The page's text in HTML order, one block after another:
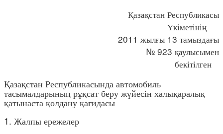
Қазақстан Республикасы
Үкіметінің
2011 жылғы 13 тамыздағы
№ 923 қаулысымен
бекітілген
Қазақстан Республикасында автомобиль
тасымалдарының рұқсат беру жүйесін халықаралық
қатынаста қолдану қағидасы
1. Жалпы ережелер